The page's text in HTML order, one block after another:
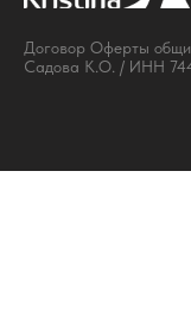
Договор Оферты
Садова К.О. / ИНН